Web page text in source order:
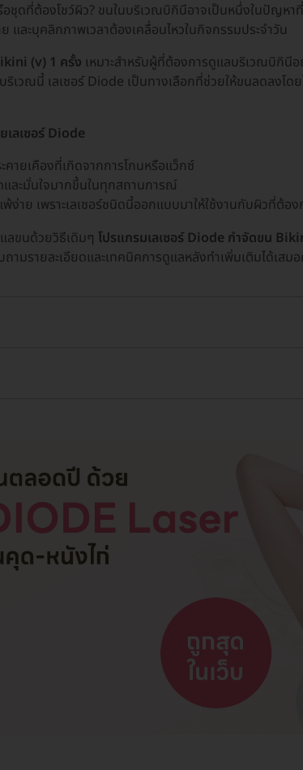
อชุดที่ต้องโชว์ผิว? ขนในบริเวณบิกินีอาจเป็นหนึ่งในปัญหา
และบุคลิกภาพเวลาต้องเคลื่อนไหวในกิจกรรมประจำวัน
(v) 1 ครั้ง เหมาะสำหรับผู้ที่ต้องการดูแลบริเวณบิกินี
เวณนี้ เลเซอร์ Diode เป็นทางเลือกที่ช่วยให้ขนลดลงโด
เลเซอร์ Diode
ายเคืองที่เกิดจากการโกนหรือแว็กซ์
ละมั่นใจมากขึ้นในทุกสถานการณ์
ง่าย เพราะเลเซอร์ชนิดนี้ออกแบบมาให้ใช้งานกับผิวที่ต้อ
ลขนด้วยวิธีเดิมๆ โปรแกรมเลเซอร์ Diode กำจัดขน
ามรายละเอียดและเทคนิคการดูแลหลังทำเพิ่มเติมได้เสมอ